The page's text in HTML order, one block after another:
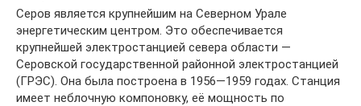
Серов является крупнейшим на Северном Урале
энергетическим центром. Это обеспечивается
крупнейшей электростанцией севера области —
Серовской государственной районной электростанцией
(ГРЭС). Она была построена в 1956—1959 годах. Станция
имеет неблочную компоновку, её мощность по